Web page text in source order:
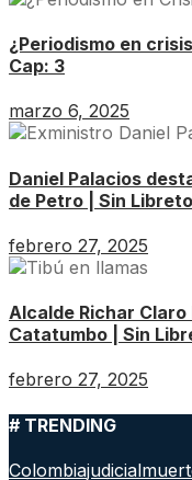
¿Periodismo en
Cap: 3
marzo 6, 2025
Daniel Palacios
de Petro | Sin
febrero 27, 2025
Alcalde Richar
Catatumbo | Sin
febrero 27, 2025
# TRENDING
Colombiajudicial